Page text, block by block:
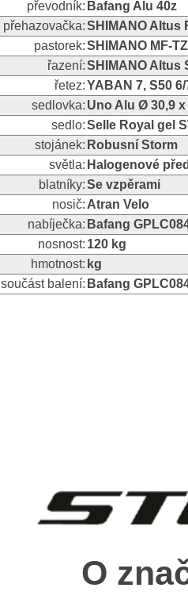
převodník: Bafang Alu 40z
přehazovačka:SHIMANO Altus
pastorek:SHIMANO MF-
řazení:SHIMANO Altus
řetez:YABAN 7, S50
sedlovka: Uno Alu Ø 30,9 x
sedlo:Selle Royal gel
stojánek: Robusní Storm
světla: Halogenové
blatníky:Se vzpěrami
nosič: Atran Velo
nabíječka: Bafang
nosnost: 120 kg
hmotnost: kg
součást balení: Bafang
O